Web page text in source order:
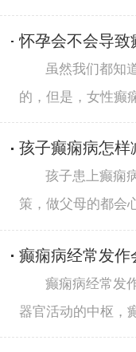
怀孕会不会导致
虽然我们都知
的，但是，女性癫
孩子癫痫病怎样
孩子患上癫痫
策，做父母的都会
癫痫病经常发作
癫痫病经常发
器官活动的中枢，